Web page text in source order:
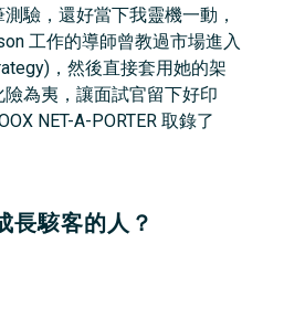
驗，還好當下我靈機一動，
工作的導師曾教過市場進入
，然後直接套用她的架
為夷，讓面試官留下好印
NET-A-PORTER 取錄了
長駭客的人？